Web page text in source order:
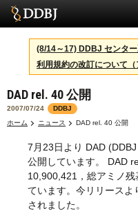
サービス
スパコン
統計
活動
センターについて
利用規約
(8/14～17) DDBJ センタ
利用規約の改訂について（
DAD rel. 40 公開
2007/07/24
DDBJ
ホーム
ニュース DAD rel. 40 公開
7月23日より DAD
公開しています。 DAD
10,900,421，総アミノ
ています。今リリース
されました。